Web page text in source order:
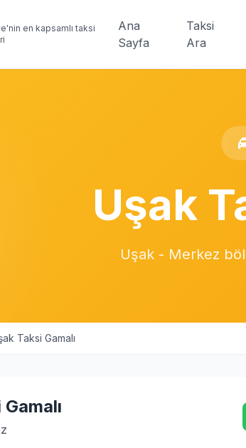
en kapsamlı taksi
Ana
Sayfa
Taksi
Ara
Uşak
Uşak - Merkez
Taksi Gamalı